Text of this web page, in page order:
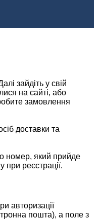
зайдіть у свій
на сайті, або
замовлення
доставки та
номер, який прийде
при реєстрації.
авторизації
пошта), а поле з